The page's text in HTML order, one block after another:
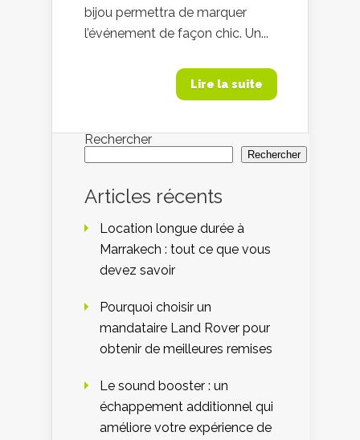
bijou permettra de marquer
l’événement de façon chic. Un...
Lire la suite
Rechercher
Rechercher
Articles récents
Location longue durée à
Marrakech : tout ce que vous
devez savoir
Pourquoi choisir un
mandataire Land Rover pour
obtenir de meilleures remises
Le sound booster : un
échappement additionnel qui
améliore votre expérience de